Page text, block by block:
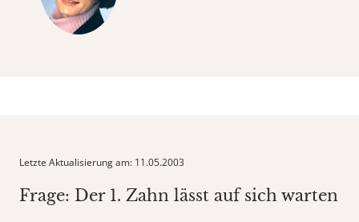
Letzte Aktualisierung am: 11.05.2003
Frage: Der 1. Zahn lässt auf sich warten